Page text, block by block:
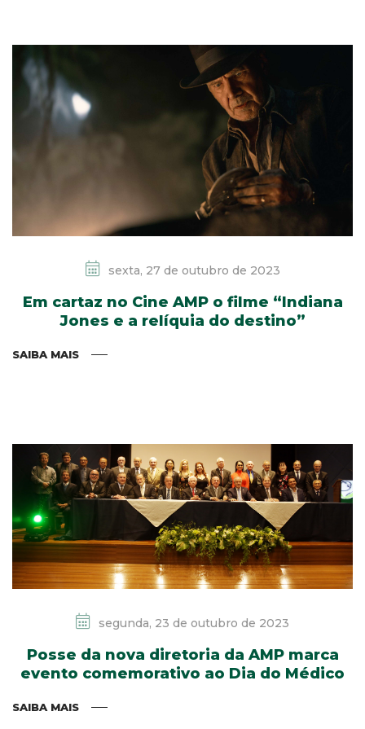
sexta, 27 de outubro de 2023
Em cartaz no Cine AMP o filme “Indiana
Jones e a relíquia do destino”
SAIBA MAIS
segunda, 23 de outubro de 2023
Posse da nova diretoria da AMP marca
evento comemorativo ao Dia do Médico
SAIBA MAIS